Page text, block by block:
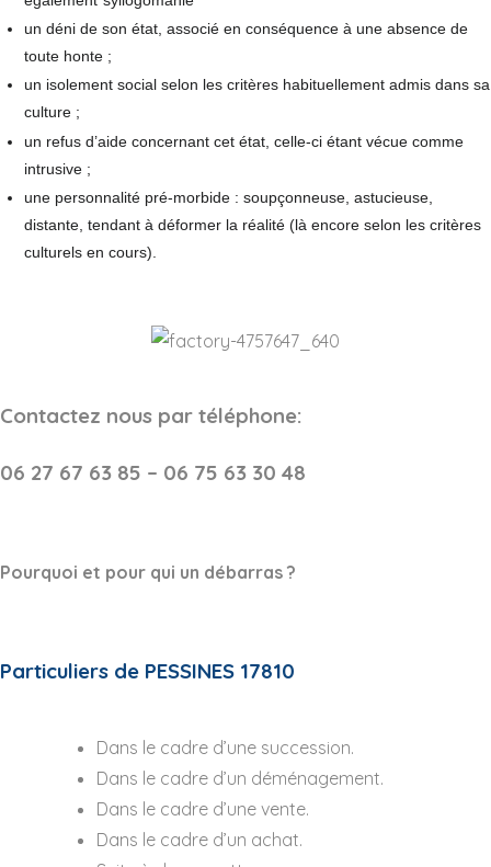
un déni de son état, associé en conséquence à une absence de
toute honte ;
un isolement social selon les critères habituellement admis dans sa
culture ;
un refus d’aide concernant cet état, celle-ci étant vécue comme
intrusive ;
une personnalité pré-morbide : soupçonneuse, astucieuse,
distante, tendant à déformer la réalité (là encore selon les critères
culturels en cours).
Contactez nous par téléphone:
06 27 67 63 85 – 06 75 63 30 48
Pourquoi et pour qui un débarras ?
Particuliers de PESSINES 17810
Dans le cadre d’une succession.
Dans le cadre d’un déménagement.
Dans le cadre d’une vente.
Dans le cadre d’un achat.